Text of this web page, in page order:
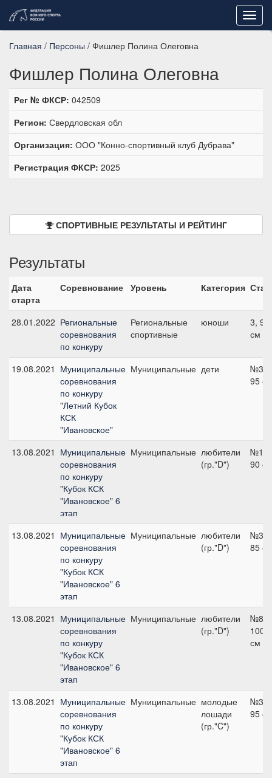
Главная / Персоны / Фишлер Полина Олеговна
Фишлер Полина Олеговна
Рег № ФКСР: 042509
Регион: Свердловская обл
Организация: ООО "Конно-спортивный клуб Дубрава"
Регистрация ФКСР: 2025
СПОРТИВНЫЕ РЕЗУЛЬТАТЫ И РЕЙТИНГ
Результаты
Дата
старта
Соревнование Уровень Категория
28.01.2022 Региональные
соревнования
по конкуру
Региональные
спортивные
юноши
3, 90
см
19.08.2021 Муниципальные
соревнования
по конкуру
"Летний Кубок
КСК
"Ивановское"
Муниципальные дети
№3,
95 см
13.08.2021 Муниципальные
соревнования
по конкуру
"Кубок КСК
"Ивановское" 6
этап
Муниципальные любители
(гр."D")
№13,
90 см
13.08.2021 Муниципальные
соревнования
по конкуру
"Кубок КСК
"Ивановское" 6
этап
Муниципальные любители
(гр."D")
№3,
85 см
13.08.2021 Муниципальные
соревнования
по конкуру
"Кубок КСК
"Ивановское" 6
этап
Муниципальные любители
(гр."D")
№8,
100
см
13.08.2021 Муниципальные
соревнования
по конкуру
"Кубок КСК
"Ивановское" 6
этап
Муниципальные молодые
лошади
(гр."C")
№3,
95 см